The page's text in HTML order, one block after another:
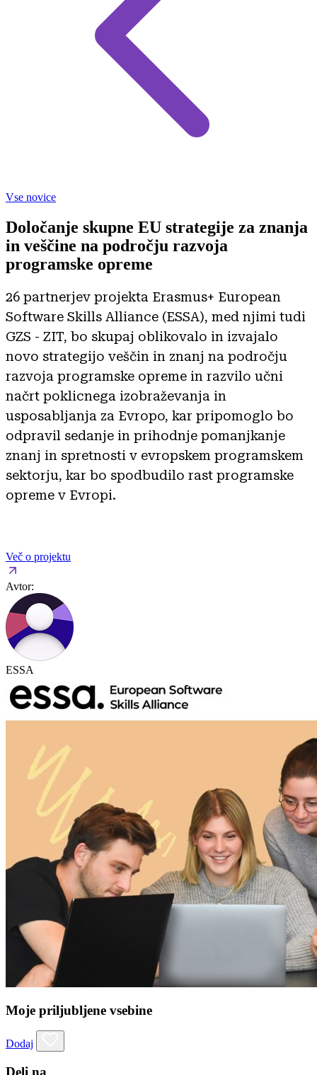
Vse novice
Določanje skupne EU strategije za znanja
in veščine na področju razvoja
programske opreme
26 partnerjev projekta Erasmus+ European
Software Skills Alliance (ESSA), med njimi tudi
GZS - ZIT, bo skupaj oblikovalo in izvajalo
novo strategijo veščin in znanj na področju
razvoja programske opreme in razvilo učni
načrt poklicnega izobraževanja in
usposabljanja za Evropo, kar pripomoglo bo
odpravil sedanje in prihodnje pomanjkanje
znanj in spretnosti v evropskem programskem
sektorju, kar bo spodbudilo rast programske
opreme v Evropi.
Več o projektu
Avtor:
ESSA
Moje priljubljene vsebine
Dodaj
Deli na